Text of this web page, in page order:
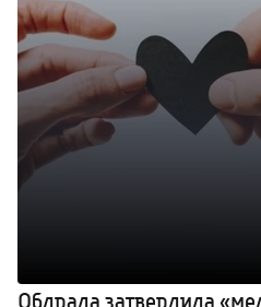
Облрада затвердила